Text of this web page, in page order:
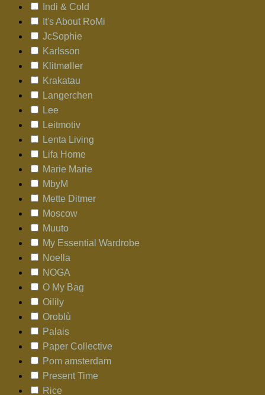
Indi & Cold
It's About RoMi
JcSophie
Karlsson
Klitmøller
Krakatau
Langerchen
Lee
Leitmotiv
Lenta Living
Lifa Home
Marie Marie
MbyM
Mette Ditmer
Moscow
Muuto
My Essential Wardrobe
Noella
NOGA
O My Bag
Oilily
Oroblù
Palais
Paper Collective
Pom amsterdam
Present Time
Rice